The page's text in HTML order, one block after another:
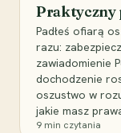
Padłeś ofiarą
razu:
zawiadomienie
dochodzenie
oszustwo w
jakie masz
9 min czytania